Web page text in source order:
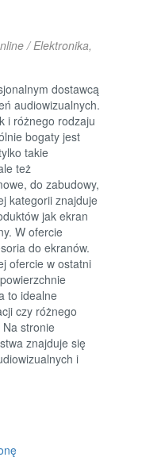
/ Elektronika,
dostawcą
audiowizualnych.
i różnego rodzaju
bogaty jest
takie
też
do zabudowy,
kategorii znajduje
jak ekran
W ofercie
do ekranów.
ofercie w ostatni
to idealne
czy różnego
stronie
znajduje się
i